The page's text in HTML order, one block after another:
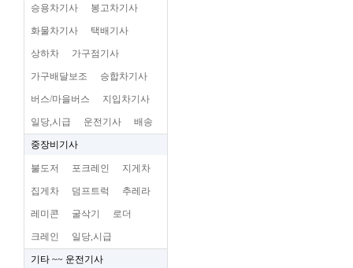
승용차기사 봉고차기사
화물차기사 택배기사
상하차 가구점기사
가구배달보조 승합차기사
버스/마을버스 지입차기사
일당,시급 운전기사 배송
중장비기사
불도저 포크레인 지게차
집게차 덤프트럭 추레라
레미콘 굴삭기 로더
크레인 일당,시급
기타 ~~ 운전기사